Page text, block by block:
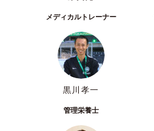
メディカルトレーナー
黒川孝一
管理栄養士